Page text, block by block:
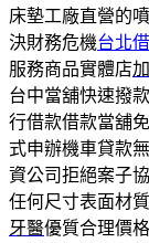
床墊工廠直營的
決財務危機台北
服務商品實體店
台中當舖快速撥
行借款借款當舖
式申辦機車貸款
資公司拒絕案子
任何尺寸表面材
牙醫優質合理價